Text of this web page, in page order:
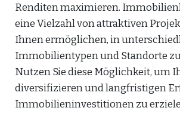
Renditen maximieren.
eine Vielzahl von attraktiven
Ihnen ermöglichen, in
Immobilientypen und Standorte
Nutzen Sie diese Möglichkeit, um
diversifizieren und langfristigen
Immobilieninvestitionen zu